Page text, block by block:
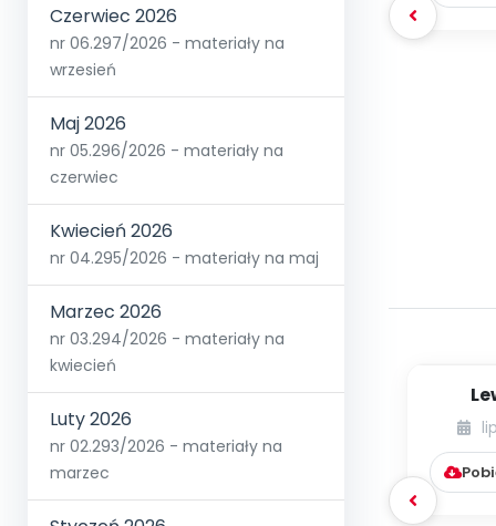
Czerwiec 2026
nr 06.297/2026 - materiały na
wrzesień
Maj 2026
nr 05.296/2026 - materiały na
czerwiec
Kwiecień 2026
nr 04.295/2026 - materiały na maj
Marzec 2026
nr 03.294/2026 - materiały na
kwiecień
Luty 2026
nr 02.293/2026 - materiały na
marzec